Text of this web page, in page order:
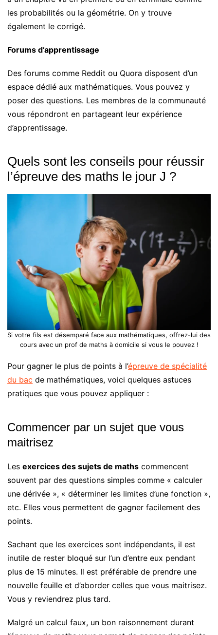
les probabilités ou la géométrie. On y trouve
également le corrigé.
Forums d’apprentissage
Des forums comme Reddit ou Quora disposent d’un
espace dédié aux mathématiques. Vous pouvez y
poser des questions. Les membres de la communauté
vous répondront en partageant leur expérience
d’apprentissage.
Quels sont les conseils pour réussir
l’épreuve des maths le jour J ?
Si votre fils est désemparé face aux mathématiques, offrez-lui des
cours avec un prof de maths à domicile si vous le pouvez !
Pour gagner le plus de points à l’épreuve de spécialité
du bac de mathématiques, voici quelques astuces
pratiques que vous pouvez appliquer :
Commencer par un sujet que vous
maitrisez
Les exercices des sujets de maths commencent
souvent par des questions simples comme « calculer
une dérivée », « déterminer les limites d’une fonction »,
etc. Elles vous permettent de gagner facilement des
points.
Sachant que les exercices sont indépendants, il est
inutile de rester bloqué sur l’un d’entre eux pendant
plus de 15 minutes. Il est préférable de prendre une
nouvelle feuille et d’aborder celles que vous maitrisez.
Vous y reviendrez plus tard.
Malgré un calcul faux, un bon raisonnement durant